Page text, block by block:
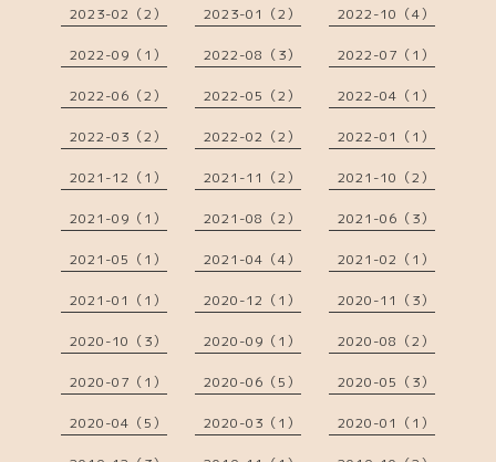
2023-02（2） 2023-01（2） 2022-10（4）
2022-09（1） 2022-08（3） 2022-07（1）
2022-06（2） 2022-05（2） 2022-04（1）
2022-03（2） 2022-02（2） 2022-01（1）
2021-12（1） 2021-11（2） 2021-10（2）
2021-09（1） 2021-08（2） 2021-06（3）
2021-05（1） 2021-04（4） 2021-02（1）
2021-01（1） 2020-12（1） 2020-11（3）
2020-10（3） 2020-09（1） 2020-08（2）
2020-07（1） 2020-06（5） 2020-05（3）
2020-04（5） 2020-03（1） 2020-01（1）